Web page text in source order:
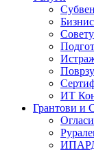
ИТ
Грантови и